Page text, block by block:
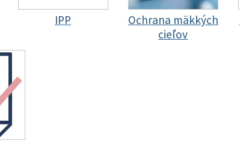
IPP
Ochrana mäkkých
cieľov